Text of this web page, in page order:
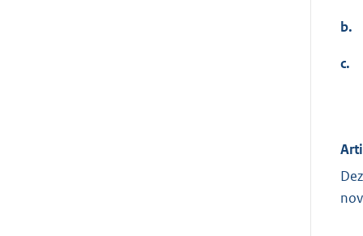
b.
c.